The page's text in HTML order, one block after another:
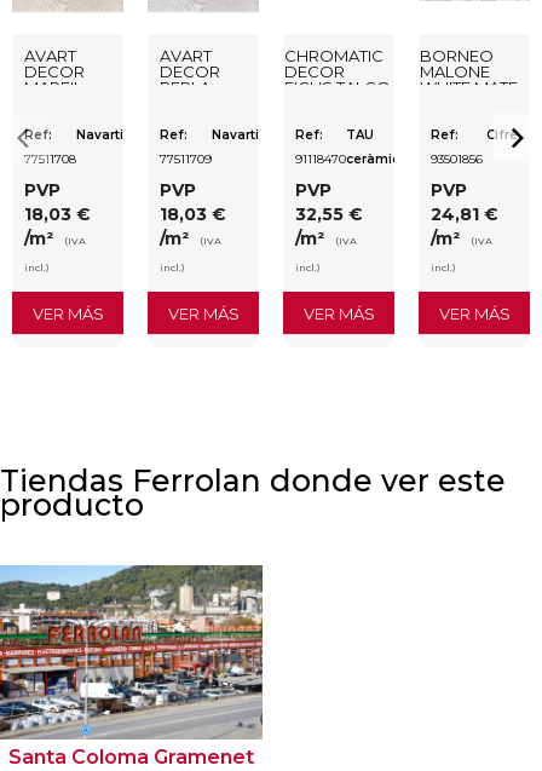
AVART
DECOR
MARFIL
Ref:
77511708
Navarti
PVP
18,03 €
/m²
(IVA
incl.)
VER MÁS
AVART
DECOR
PERLA
Ref:
77511709
Navarti
PVP
18,03 €
/m²
(IVA
incl.)
VER MÁS
CHROMATIC
DECOR
FICUS TALCO
RECTIFICADO
Ref:
91118470
TAU
ceràmica
PVP
32,55 €
/m²
(IVA
incl.)
VER MÁS
BORNEO
MALONE
WHITE MATE
Ref:
93501856
Cifre
PVP
24,81 €
/m²
(IVA
incl.)
VER MÁS
Tiendas Ferrolan donde ver este
producto
Santa Coloma Gramenet